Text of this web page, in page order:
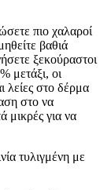
πιο χαλαροί
βαθιά
ξεκούραστοι
μετάξι, οι
λείες στο δέρμα
στο να
μικρές για να
τυλιγμένη με